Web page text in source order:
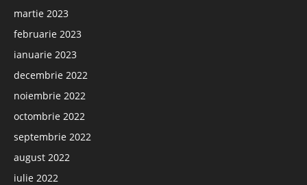
martie 2023
februarie 2023
ianuarie 2023
decembrie 2022
noiembrie 2022
octombrie 2022
septembrie 2022
august 2022
iulie 2022